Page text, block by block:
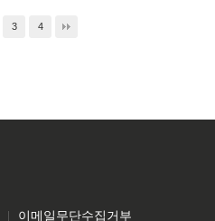
3 4
이메일무단수집거부